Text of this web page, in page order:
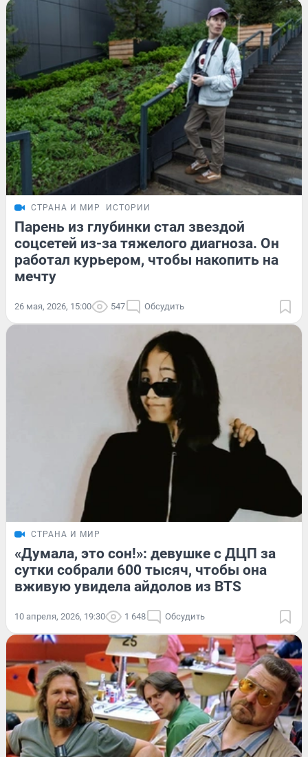
СТРАНА И МИР ИСТОРИИ
Парень из глубинки стал звездой
соцсетей из-за тяжелого диагноза. Он
работал курьером, чтобы накопить на
мечту
26 мая, 2026, 15:00 547 Обсудить
СТРАНА И МИР
«Думала, это сон!»: девушке с ДЦП за
сутки собрали 600 тысяч, чтобы она
вживую увидела айдолов из BTS
10 апреля, 2026, 19:30 1 648 Обсудить